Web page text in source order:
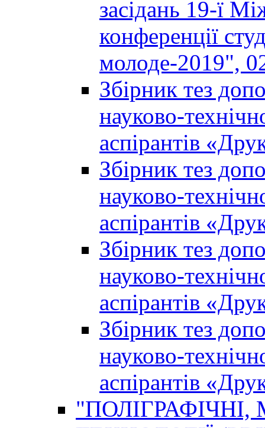
засідань 19-ї
конференції
молоде-2019",
Збірник тез
науково-
аспірантів
Збірник тез
науково-
аспірантів
Збірник тез
науково-
аспірантів
Збірник тез
науково-
аспірантів